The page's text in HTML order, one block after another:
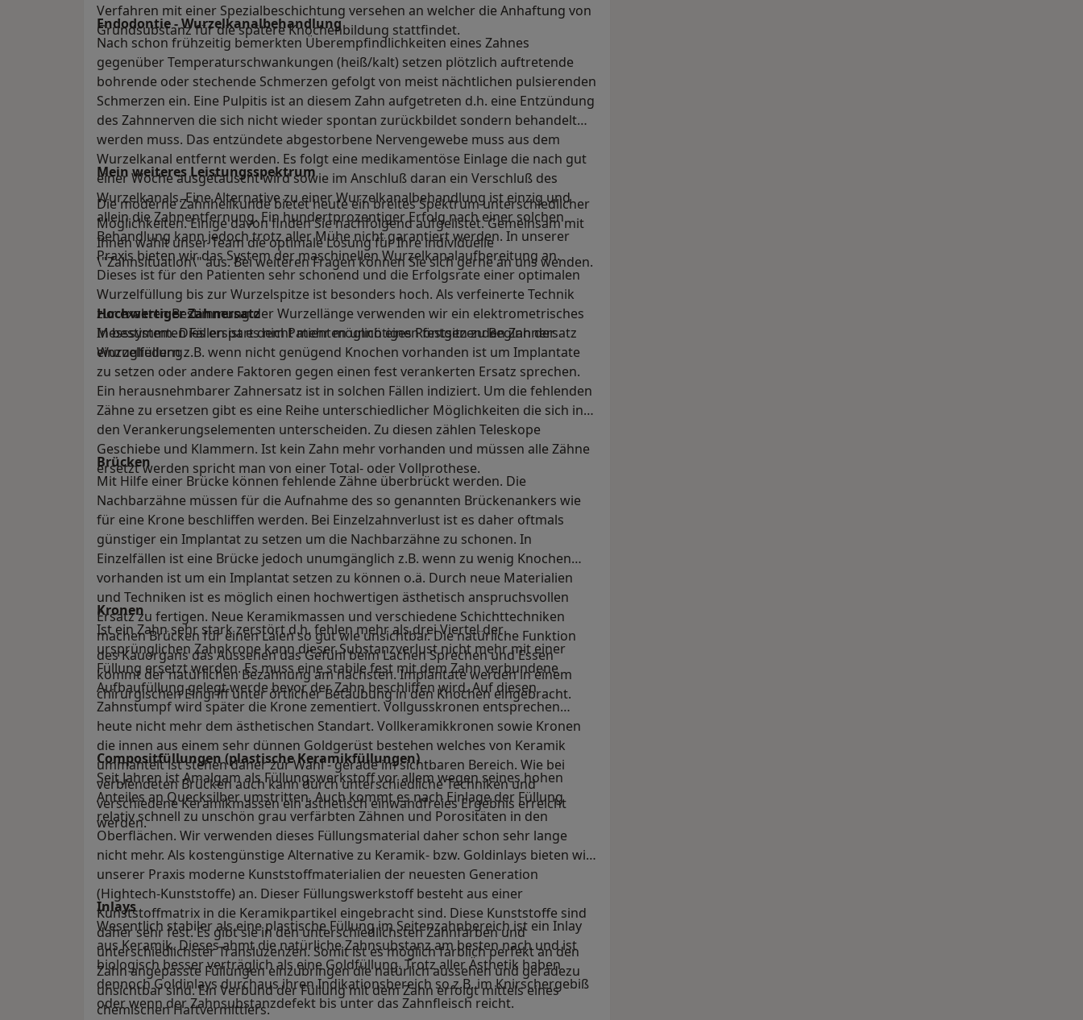
Verfahren mit einer Spezialbeschichtung versehen an welcher die Anhaftung von
Grundsubstanz für die spätere Knochenbildung stattfindet.
Endodontie - Wurzelkanalbehandlung
Nach schon frühzeitig bemerkten Überempfindlichkeiten eines Zahnes
gegenüber Temperaturschwankungen (heiß/kalt) setzen plötzlich auftretende
bohrende oder stechende Schmerzen gefolgt von meist nächtlichen pulsierenden
Schmerzen ein. Eine Pulpitis ist an diesem Zahn aufgetreten d.h. eine Entzündung
des Zahnnerven die sich nicht wieder spontan zurückbildet sondern behandelt
werden muss. Das entzündete abgestorbene Nervengewebe muss aus dem
Wurzelkanal entfernt werden. Es folgt eine medikamentöse Einlage die nach gut
einer Woche ausgetauscht wird sowie im Anschluß daran ein Verschluß des
Wurzelkanals. Eine Alternative zu einer Wurzelkanalbehandlung ist einzig und
allein die Zahnentfernung. Ein hundertprozentiger Erfolg nach einer solchen
Behandlung kann jedoch trotz aller Mühe nicht garantiert werden. In unserer
Praxis bieten wir das System der maschinellen Wurzelkanalaufbereitung an.
Dieses ist für den Patienten sehr schonend und die Erfolgsrate einer optimalen
Wurzelfüllung bis zur Wurzelspitze ist besonders hoch. Als verfeinerte Technik
zur exakten Bestimmung der Wurzellänge verwenden wir ein elektrometrisches
Messsystem. Dies erspart dem Patienten unnötiges Röntgen zu Beginn der
Wurzelfüllung.
Mein weiteres Leistungs­spektrum
Die moderne Zahnheilkunde bietet heute ein breites Spektrum unterschiedlicher
Möglichkeiten. Einige davon finden Sie nachfolgend aufgelistet. Gemeinsam mit
Ihnen wählt unser Team die optimale Lösung für Ihre individuelle
\"Zahnsituation\" aus. Bei weiteren Fragen können Sie sich gerne an uns wenden.
Hochwertiger Zahnersatz
In bestimmten Fällen ist es nicht mehr möglich einen festsitzenden Zahnersatz
einzugliedern z.B. wenn nicht genügend Knochen vorhanden ist um Implantate
zu setzen oder andere Faktoren gegen einen fest verankerten Ersatz sprechen.
Ein herausnehmbarer Zahnersatz ist in solchen Fällen indiziert. Um die fehlenden
Zähne zu ersetzen gibt es eine Reihe unterschiedlicher Möglichkeiten die sich in
den Verankerungselementen unterscheiden. Zu diesen zählen Teleskope
Geschiebe und Klammern. Ist kein Zahn mehr vorhanden und müssen alle Zähne
ersetzt werden spricht man von einer Total- oder Vollprothese.
Brücken
Mit Hilfe einer Brücke können fehlende Zähne überbrückt werden. Die
Nachbarzähne müssen für die Aufnahme des so genannten Brückenankers wie
für eine Krone beschliffen werden. Bei Einzelzahnverlust ist es daher oftmals
günstiger ein Implantat zu setzen um die Nachbarzähne zu schonen. In
Einzelfällen ist eine Brücke jedoch unumgänglich z.B. wenn zu wenig Knochen
vorhanden ist um ein Implantat setzen zu können o.ä. Durch neue Materialien
und Techniken ist es möglich einen hochwertigen ästhetisch anspruchsvollen
Ersatz zu fertigen. Neue Keramikmassen und verschiedene Schichttechniken
machen Brücken für einen Laien so gut wie unsichtbar. Die natürliche Funktion
des Kauorgans das Aussehen das Gefühl beim Lachen Sprechen und Essen
kommt der natürlichen Bezahnung am nächsten. Implantate werden in einem
chirurgischen Eingriff unter örtlicher Betäubung in den Knochen eingebracht.
Kronen
Ist ein Zahn sehr stark zerstört d.h. fehlen mehr als drei Viertel der
ursprünglichen Zahnkrone kann dieser Substanzverlust nicht mehr mit einer
Füllung ersetzt werden. Es muss eine stabile fest mit dem Zahn verbundene
Aufbaufüllung gelegt werde bevor der Zahn beschliffen wird. Auf diesen
Zahnstumpf wird später die Krone zementiert. Vollgusskronen entsprechen
heute nicht mehr dem ästhetischen Standart. Vollkeramikkronen sowie Kronen
die innen aus einem sehr dünnen Goldgerüst bestehen welches von Keramik
ummantelt ist stehen daher zur Wahl - gerade im sichtbaren Bereich. Wie bei
verblendeten Brücken auch kann durch unterschiedliche Techniken und
verschiedene Keramikmassen ein ästhetisch einwandfreies Ergebnis erreicht
werden.
Compositfüllungen (plastische Keramikfüllungen)
Seit Jahren ist Amalgam als Füllungswerkstoff vor allem wegen seines hohen
Anteiles an Quecksilber umstritten. Auch kommt es nach Einlage der Füllung
relativ schnell zu unschön grau verfärbten Zähnen und Porositäten in den
Oberflächen. Wir verwenden dieses Füllungsmaterial daher schon sehr lange
nicht mehr. Als kostengünstige Alternative zu Keramik- bzw. Goldinlays bieten wir
unserer Praxis moderne Kunststoffmaterialien der neuesten Generation
(Hightech-Kunststoffe) an. Dieser Füllungswerkstoff besteht aus einer
Kunststoffmatrix in die Keramikpartikel eingebracht sind. Diese Kunststoffe sind
daher sehr fest. Es gibt sie in den unterschiedlichsten Zahnfarben und
unterschiedlichster Transluzenzen. Somit ist es möglich farblich perfekt an den
Zahn angepasste Füllungen einzubringen die natürlich aussehen und geradezu
unsichtbar sind. Ein Verbund der Füllung mit dem Zahn erfolgt mittels eines
chemischen Haftvermittlers.
Inlays
Wesentlich stabiler als eine plastische Füllung im Seitenzahnbereich ist ein Inlay
aus Keramik. Dieses ahmt die natürliche Zahnsubstanz am besten nach und ist
biologisch besser verträglich als eine Goldfüllung. Trotz aller Ästhetik haben
dennoch Goldinlays durchaus ihren Indikationsbereich so z.B. im Knirschergebiß
oder wenn der Zahnsubstanzdefekt bis unter das Zahnfleisch reicht.